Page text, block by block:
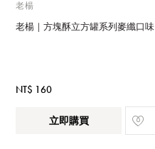
老楊
老楊｜方塊酥立方罐系列麥纖口味
NT$ 160
立即購買